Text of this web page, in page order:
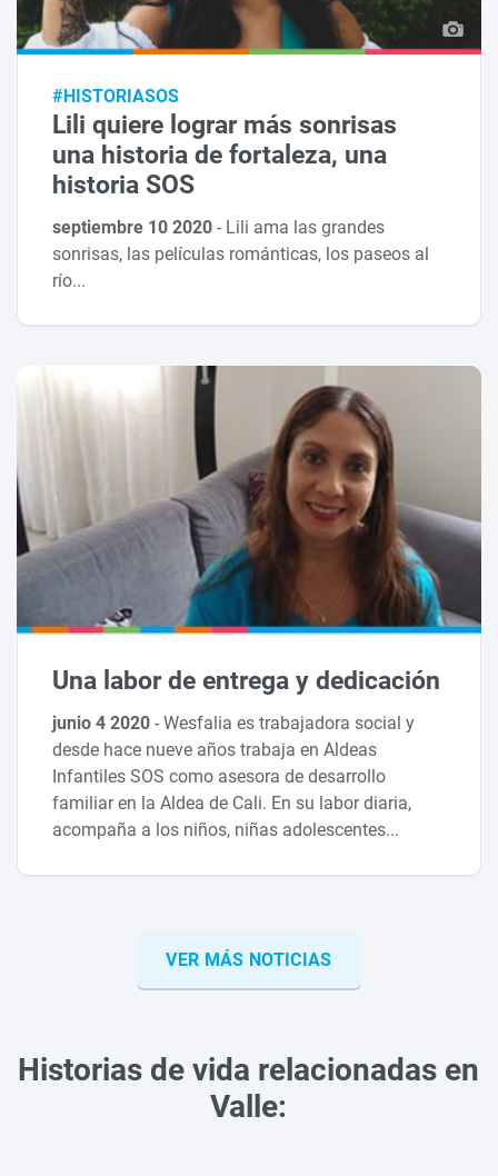
#HISTORIASOS
Lili quiere lograr más sonrisas
una historia de fortaleza, una
historia SOS
septiembre 10 2020- Lili ama las grandes
sonrisas, las películas románticas, los paseos al
río...
Una labor de entrega y dedicación
junio 4 2020-Wesfalia es trabajadora social y
desde hace nueve años trabaja en Aldeas
Infantiles SOS como asesora de desarrollo
familiar en la Aldea de Cali. En su labor diaria,
acompaña a los niños, niñas adolescentes...
VER MÁS NOTICIAS
Historias de vida relacionadas en
Valle: